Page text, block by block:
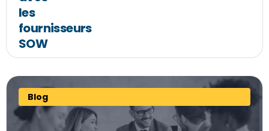
les
fournisseurs
SOW
Blog